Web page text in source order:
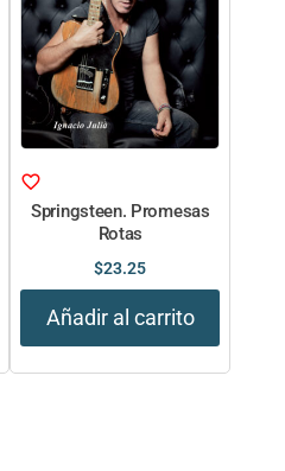
Springsteen. Promesas
Rotas
$23.25
Añadir al carrito